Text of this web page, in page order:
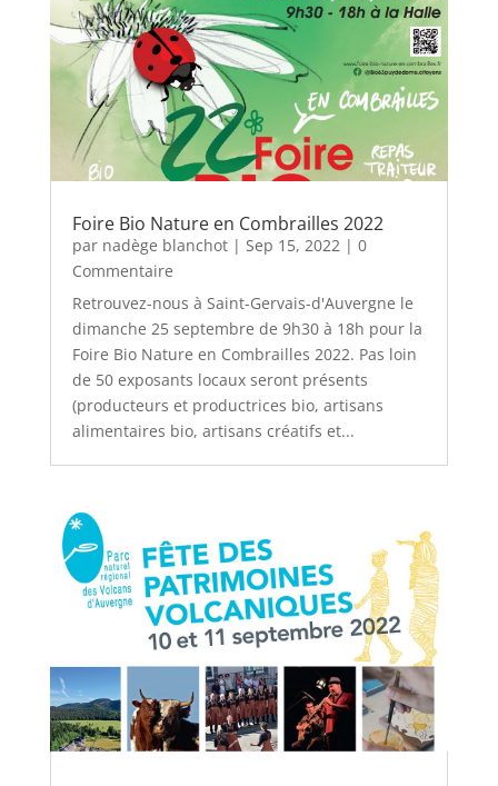
Foire Bio Nature en Combrailles 2022
par nadège blanchot| Sep 15, 2022| 0
Commentaire
Retrouvez-nous à Saint-Gervais-d'Auvergne le
dimanche 25 septembre de 9h30 à 18h pour la
Foire Bio Nature en Combrailles 2022. Pas loin
de 50 exposants locaux seront présents
(producteurs et productrices bio, artisans
alimentaires bio, artisans créatifs et...